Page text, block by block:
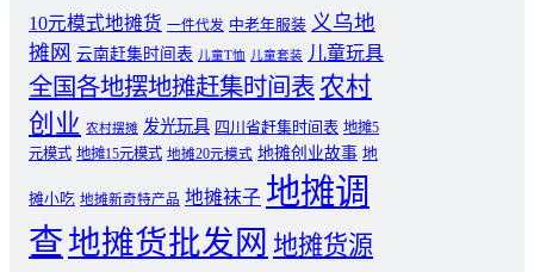
10元模式地摊货 一件代发 中老年服装 义乌地
摊网 云南赶集时间表 儿童T恤 儿童套装 儿童玩具
全国各地摆地摊赶集时间表 农村
创业 农村摆摊 发光玩具 四川省赶集时间表 地摊5
元模式 地摊15元模式 地摊20元模式 地摊创业故事 地
摊小吃 地摊新奇特产品 地摊袜子 地摊调
查地摊货批发网 地摊货源